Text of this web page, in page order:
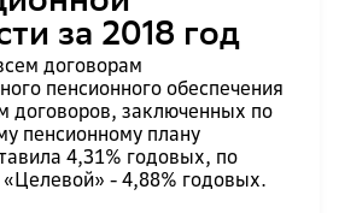
за 2018 год
договорам
пенсионного обеспечения
договоров, заключенных по
пенсионному плану
4,31% годовых, по
- 4,88% годовых.